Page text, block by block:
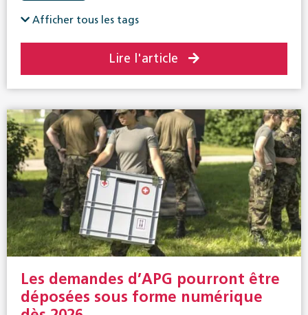
Afficher tous les tags
Lire l'article
Les demandes d’APG pourront être
déposées sous forme numérique